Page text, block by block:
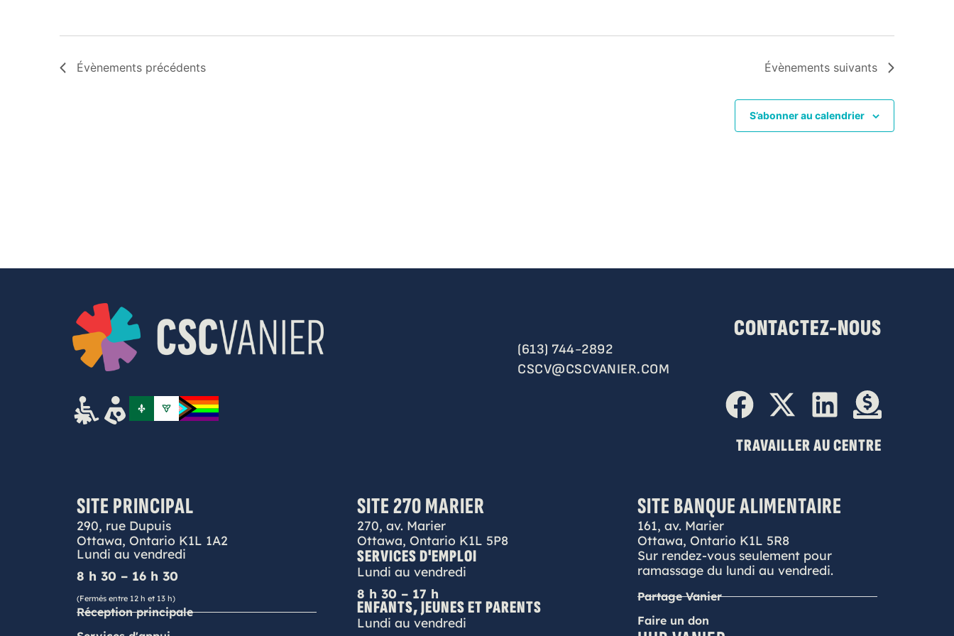
Évènements précédents Évènements suivants
S’abonner au calendrier
CONTACTEZ-NOUS
(613) 744-2892
CSCV@CSCVANIER.COM
TRAVAILLER AU CENTRE
SITE PRINCIPAL
290, rue Dupuis
Ottawa, Ontario K1L 1A2
Lundi au vendredi
8 h 30 – 16 h 30
(Fermés entre 12 h et 13 h)
Réception principale
SITE 270 MARIER
270, av. Marier
Ottawa, Ontario K1L 5P8
SERVICES D'EMPLOI
Lundi au vendredi
8 h 30 – 17 h
ENFANTS, JEUNES ET PARENTS
Lundi au vendredi
SITE BANQUE ALIMENTAIRE
161, av. Marier
Ottawa, Ontario K1L 5R8
Sur rendez-vous seulement pour
ramassage du lundi au vendredi.
Partage Vanier
Faire un don